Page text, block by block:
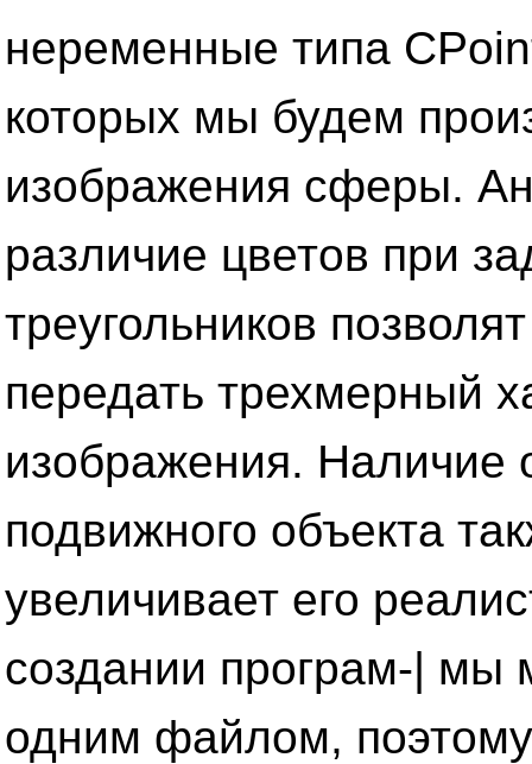
неременные типа
которых мы будем
изображения сферы.
различие цветов при
треугольников
передать трехмерный
изображения. Наличие
подвижного объекта
увеличивает его
создании програм-| мы
одним файлом,